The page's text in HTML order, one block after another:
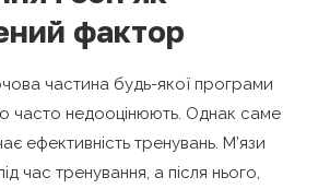
фактор
частина будь-якої програми
часто недооцінюють. Однак саме
ефективність тренувань. М’язи
час тренування, а після нього,